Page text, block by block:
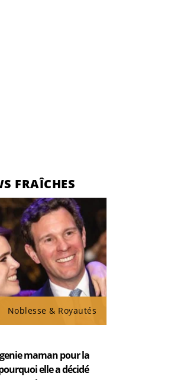
FRAÎCHES
Noblesse & Royautés
maman pour la
elle a décidé